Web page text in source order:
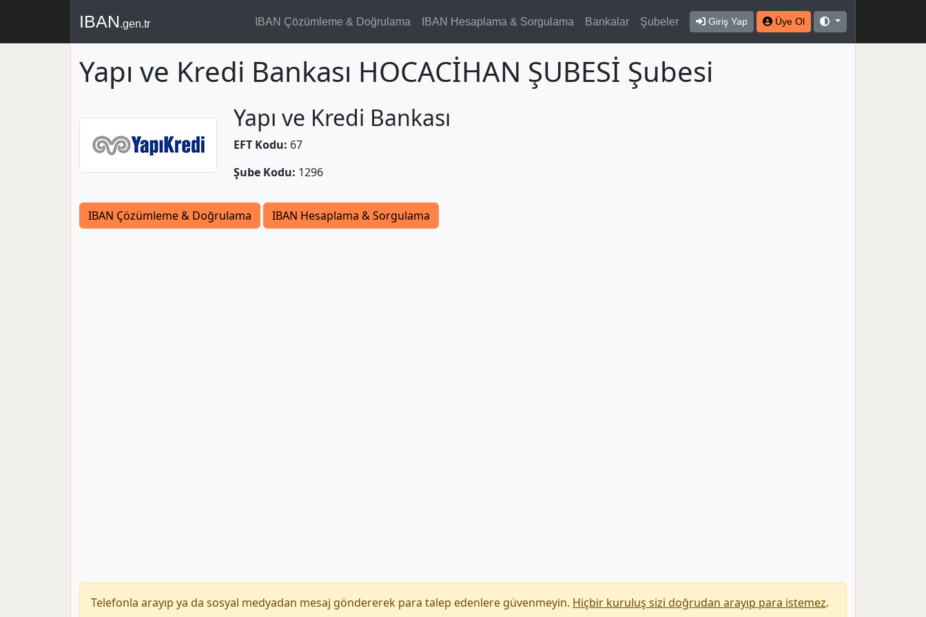
IBAN.gen.tr IBAN Çözümleme & Doğrulama IBAN Hesaplama & Sorgulama Bankalar Şubeler Giriş Yap Üye Ol
Yapı ve Kredi Bankası HOCACİHAN ŞUBESİ Şubesi
Yapı ve Kredi Bankası
EFT Kodu: 67
Şube Kodu: 1296
IBAN Çözümleme & Doğrulama IBAN Hesaplama & Sorgulama
Telefonla arayıp ya da sosyal medyadan mesaj göndererek para talep edenlere güvenmeyin. Hiçbir kuruluş sizi doğrudan arayıp para istemez.